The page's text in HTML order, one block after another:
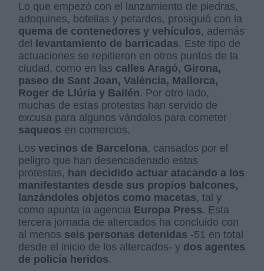
Lo que empezó con el lanzamiento de piedras,
adoquines, botellas y petardos, prosiguió con la
quema de contenedores y vehículos, además
del
levantamiento de barricadas. Este tipo de
actuaciones se repitieron en otros puntos de la
ciudad, como en las calles Aragó, Girona,
paseo de Sant Joan, València, Mallorca,
Roger de Llúria y Bailén. Por otro lado,
muchas de estas protestas han servido de
excusa para algunos vándalos para cometer
saqueos en comercios.
Losvecinos de Barcelona, cansados por el
peligro que han desencadenado estas
protestas, han decidido actuar atacando a los
manifestantes desde sus propios balcones,
lanzándoles objetos como macetas, tal y
como apunta la agencia Europa Press. Esta
tercera jornada de altercados ha concluido con
al menos seis personas detenidas -51 en total
desde el inicio de los altercados- y dos agentes
de policía heridos.